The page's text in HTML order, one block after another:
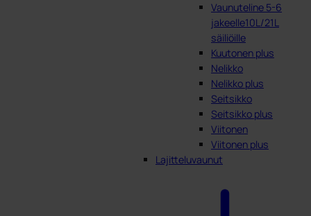
Vaunuteline 5-6
jakeelle10L/21L
säiliöille
Kuutonen plus
Nelikko
Nelikko plus
Seitsikko
Seitsikko plus
Viitonen
Viitonen plus
Lajitteluvaunut